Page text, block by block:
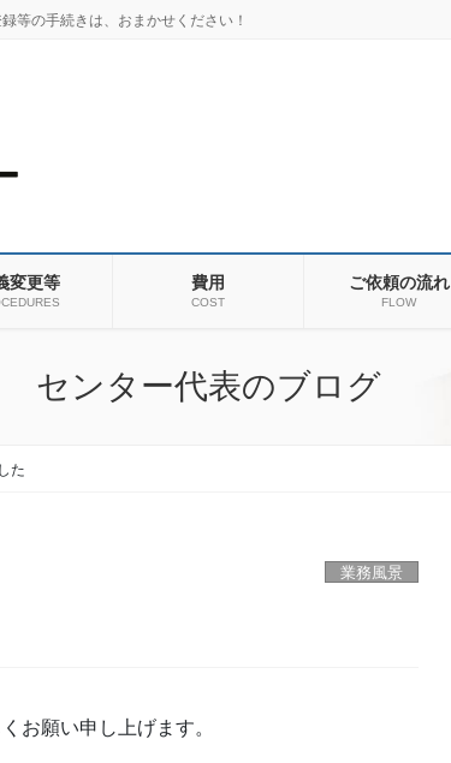
等の手続きは、おまかせください！
変更等 費用
COST
ご依頼の流れ
FLOW
センター代表のブログ
た
業務風景
お願い申し上げます。